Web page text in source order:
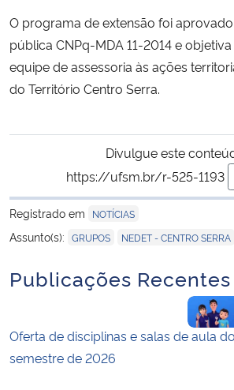
Advocacia-Geral da União
Banco Central do Brasil
O programa de extensão foi
pública CNPq-MDA 11-2014 e
equipe de assessoria às ações
do Território Centro Serra.
Divulgue este
https://ufsm.br/r-525-1193
Registrado em
NOTÍCIAS
Assunto(s): GRUPOS NEDET - CENTRO SERRA
Publicações Recentes
Oferta de disciplinas e salas de aula
semestre de 2026